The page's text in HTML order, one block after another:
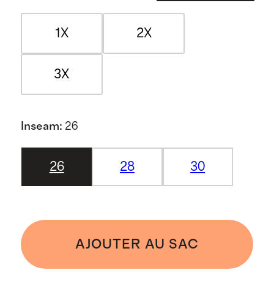
1X 2X
3X
Inseam: 26
26 28 30
AJOUTER AU SAC